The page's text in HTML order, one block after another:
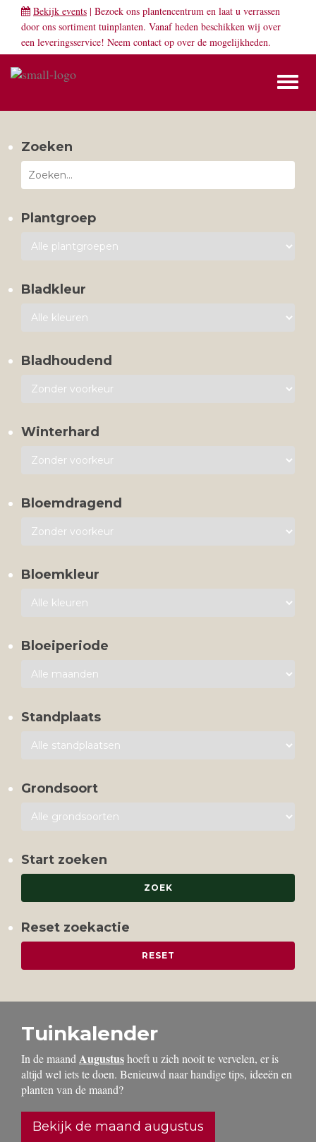
Bekijk events | Bezoek ons plantencentrum en laat u verrassen
door ons sortiment tuinplanten. Vanaf heden beschikken wij over
een leveringsservice! Neem contact op over de mogelijkheden.
Zoeken
Plantgroep
Bladkleur
Bladhoudend
Winterhard
Bloemdragend
Bloemkleur
Bloeiperiode
Standplaats
Grondsoort
Start zoeken
Reset zoekactie
Tuinkalender
In de maand Augustushoeft u zich nooit te vervelen, er is
altijd wel iets te doen. Benieuwd naar handige tips, ideeën en
planten van de maand?
Bekijk de maand augustus